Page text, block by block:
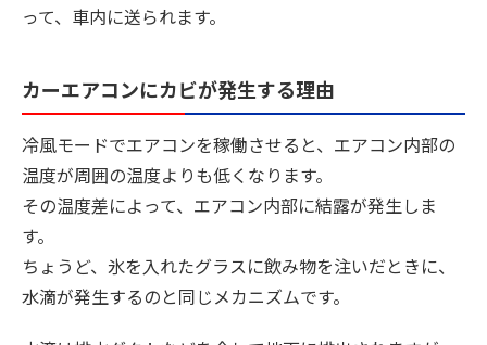
って、車内に送られます。
カーエアコンにカビが発生する理由
冷風モードでエアコンを稼働させると、エアコン内部の
温度が周囲の温度よりも低くなります。
その温度差によって、エアコン内部に結露が発生しま
す。
ちょうど、氷を入れたグラスに飲み物を注いだときに、
水滴が発生するのと同じメカニズムです。